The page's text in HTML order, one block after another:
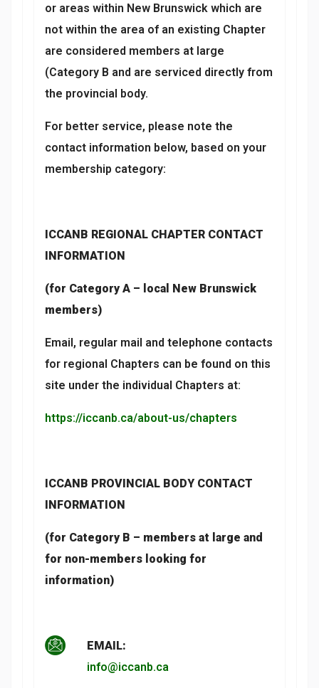
or areas within New Brunswick which are
not within the area of an existing Chapter
are considered members at large
(Category B and are serviced directly from
the provincial body.
For better service, please note the
contact information below, based on your
membership category:
ICCANB REGIONAL CHAPTER CONTACT
INFORMATION
(for Category A – local New Brunswick
members)
Email, regular mail and telephone contacts
for regional Chapters can be found on this
site under the individual Chapters at:
https://iccanb.ca/about-us/chapters
ICCANB PROVINCIAL BODY CONTACT
INFORMATION
(for Category B – members at large and
for non-members looking for
information)
EMAIL:
info@iccanb.ca